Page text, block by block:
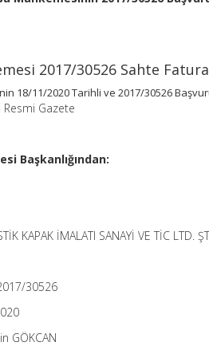
2017/30526 Sahte Fatura
18/11/2020 Tarihli ve 2017/30526
Gazete
Başkanlığından:
KAPAK İMALATI SANAYİ VE TİC LTD.
30526
GÖKCAN